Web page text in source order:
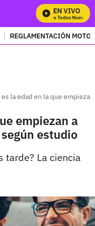
EN VIVO
Mira Todos Nuestros
REGLAMENTACIÓN
es la edad en la que
empiezan a
estudio
tarde? La ciencia